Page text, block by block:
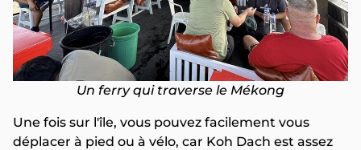
Un ferry qui traverse le Mékong
Une fois sur l'île, vous pouvez facilement vous
déplacer à pied ou à vélo, car Koh Dach est assez